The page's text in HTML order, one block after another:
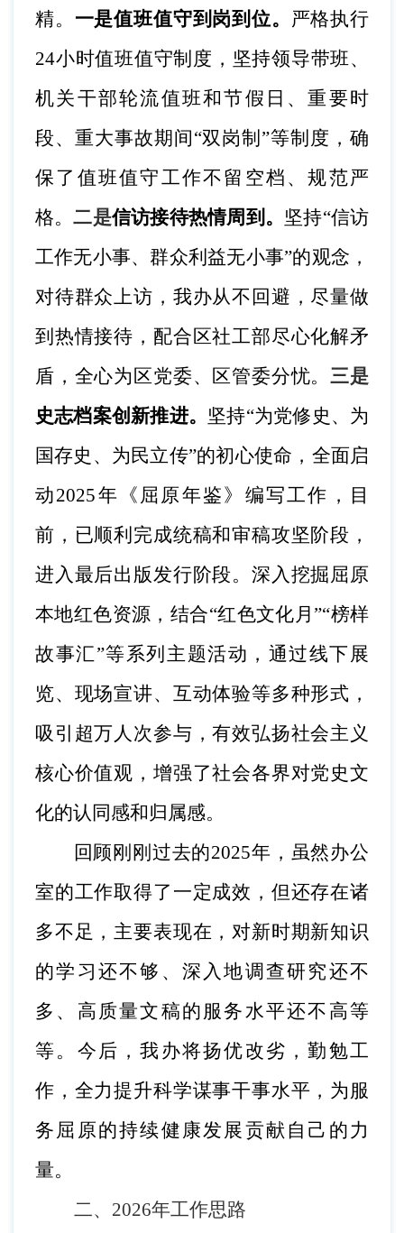
精。 一是值班值守到岗到位。
严格执行
24小时值班值守制度，坚持领导带班、
机关干部轮流值班和节假日、重要时
段、重大事故期间“双岗制”等制度，确
保了值班值守工作不留空档、规范严
格。二是信访接待热情周到。 坚持“信访
工作无小事、群众利益无小事”的观念，
对待群众上访，我办从不回避，尽量做
到热情接待，配合区社工部尽心化解矛
盾，全心为区党委、区管委分忧。三是
史志档案创新推进。 坚持“为党修史、为
国存史、为民立传”的初心使命，全面启
动2025年《屈原年鉴》编写工作，目
前，已顺利完成统稿和审稿攻坚阶段，
进入最后出版发行阶段。深入挖掘屈原
本地红色资源，结合“红色文化月”“榜样
故事汇”等系列主题活动，通过线下展
览、现场宣讲、互动体验等多种形式，
吸引超万人次参与，有效弘扬社会主义
核心价值观，增强了社会各界对党史文
化的认同感和归属感。
回顾刚刚过去的2025年，虽然办公
室的工作取得了一定成效，但还存在诸
多不足，主要表现在，对新时期新知识
的学习还不够、深入地调查研究还不
多、高质量文稿的服务水平还不高等
等。今后，我办将扬优改劣，勤勉工
作，全力提升科学谋事干事水平，为服
务屈原的持续健康发展贡献自己的力
量。
二、 2026年工作思路